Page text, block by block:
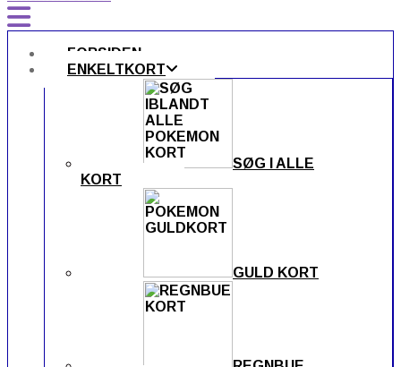
FORSIDEN
ENKELTKORT
SØG I ALLE
KORT
GULD KORT